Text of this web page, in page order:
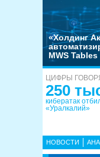
«Холдинг
MWS Tables
ЦИФРЫ
250
кибератак
«Уралкалий»
НОВОСТИ